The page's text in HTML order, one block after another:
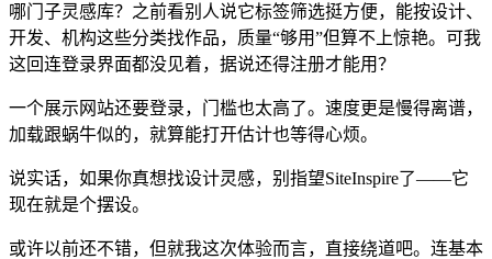
哪门子灵感库？之前看别人说它标签筛选挺方便，能按设计、
开发、机构这些分类找作品，质量“够用”但算不上惊艳。可我
这回连登录界面都没见着，据说还得注册才能用？
一个展示网站还要登录，门槛也太高了。速度更是慢得离谱，
加载跟蜗牛似的，就算能打开估计也等得心烦。
说实话，如果你真想找设计灵感，别指望SiteInspire了——它
现在就是个摆设。
或许以前还不错，但就我这次体验而言，直接绕道吧。连基本